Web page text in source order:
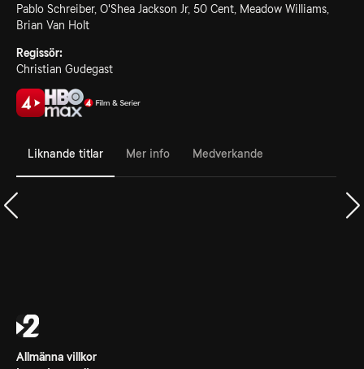
Pablo Schreiber, O'Shea Jackson Jr, 50 Cent, Meadow Williams,
Brian Van Holt
Regissör:
Christian Gudegast
Liknande titlar Mer info Medverkande
Allmänna villkor